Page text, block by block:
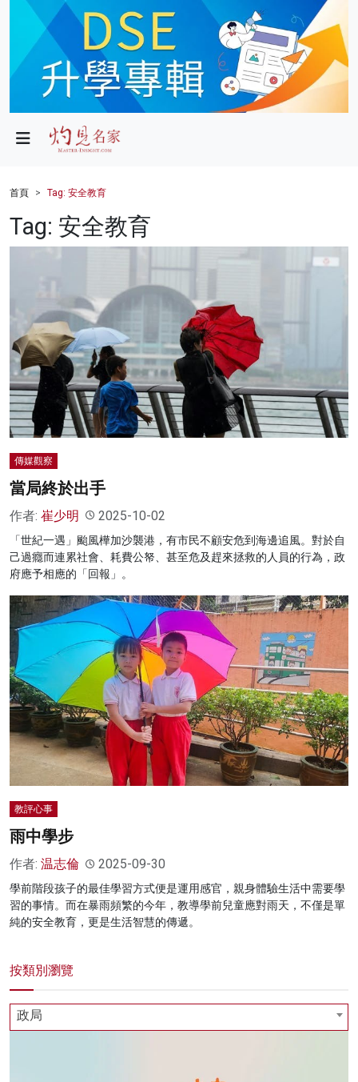
政局
財經
健康
商業
科技
影片
名家榜
灼見活動
首頁 Tag: 安全教育
Tag: 安全教育
傳媒觀察
當局終於出手
作者: 崔少明 2025-10-02
「世紀一遇」颱風樺加沙襲港，有市民不顧安危到海邊追風。對於自
己過癮而連累社會、耗費公帑、甚至危及趕來拯救的人員的行為，政
府應予相應的「回報」。
教評心事
雨中學步
作者: 温志倫 2025-09-30
學前階段孩子的最佳學習方式便是運用感官，親身體驗生活中需要學
習的事情。而在暴雨頻繁的今年，教導學前兒童應對雨天，不僅是單
純的安全教育，更是生活智慧的傳遞。
按類別瀏覽
政局